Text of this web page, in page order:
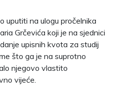
uputiti na ulogu pročelnika
Grčevića koji je na sjednici
upisnih kvota za studij
što ga je na suprotno
njegovo vlastito
vijeće.